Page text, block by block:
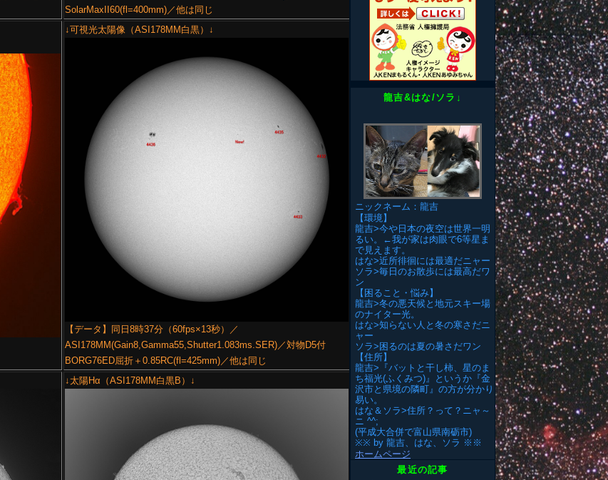
SolarMaxII60(fl=400mm)／他は同じ
↓可視光太陽像（ASI178MM白黒）↓
【データ】同日8時37分（60fps×13秒）／
ASI178MM(Gain8,Gamma55,Shutter1.083ms.SER)／対物D5付
BORG76ED屈折＋0.85RC(fl=425mm)／他は同じ
↓太陽Hα（ASI178MM白黒B）↓
龍吉&はな/ソラ↓
ニックネーム：龍吉
【環境】
龍吉>今や日本の夜空は世界一明
るい。←我が家は肉眼で6等星ま
で見えます。
はな>近所徘徊には最適だニャー
ソラ>毎日のお散歩には最高だワ
ン
【困ること・悩み】
龍吉>冬の悪天候と地元スキー場
のナイター光。
はな>知らない人と冬の寒さだニ
ャー
ソラ>困るのは夏の暑さだワン
【住所】
龍吉>『バットと干し柿、星のま
ち福光(ふくみつ)』というか『金
沢市と県境の隣町』の方が分かり
易い。
はな＆ソラ>住所？って？ニャ～
ニ ^^;
(平成大合併で富山県南砺市)
※※ by 龍吉、はな、ソラ ※※
ホームページ
最近の記事